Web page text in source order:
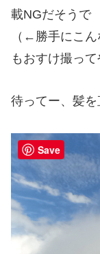
載NGだそうで
（←勝手にこん
もおすけ撮っ
待ってー、髪を
Save